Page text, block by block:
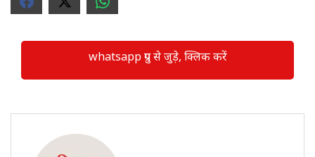
whatsapp ग्रुप से जुड़े, क्लिक करें